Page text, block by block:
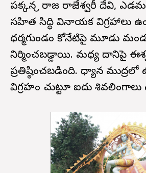
పక్కన శ్రీ రాజ రాజేశ్వరీ దేవి, ఎడమ
సహిత సిద్ధి వినాయక విగ్రహాలు
ధర్మగుండం కోనేటిపై మూడు
నిర్మించబడ్డాయి. మధ్య దానిపై
ప్రతిష్ఠించబడింది. ధ్యాన ముద్రలో
విగ్రహం చుట్టూ ఐదు